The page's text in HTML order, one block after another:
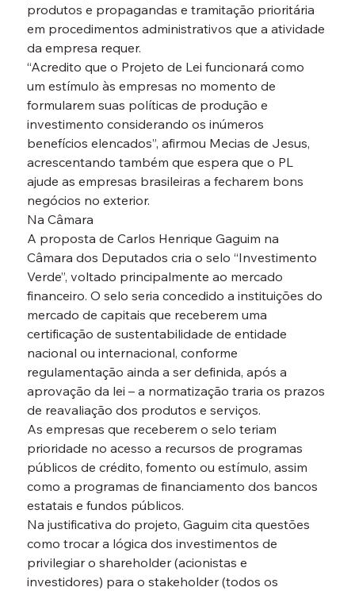
produtos e propagandas e tramitação prioritária
em procedimentos administrativos que a atividade
da empresa requer.
“Acredito que o Projeto de Lei funcionará como
um estímulo às empresas no momento de
formularem suas políticas de produção e
investimento considerando os inúmeros
benefícios elencados”, afirmou Mecias de Jesus,
acrescentando também que espera que o PL
ajude as empresas brasileiras a fecharem bons
negócios no exterior.
Na Câmara
A proposta de Carlos Henrique Gaguim na
Câmara dos Deputados cria o selo “Investimento
Verde”, voltado principalmente ao mercado
financeiro. O selo seria concedido a instituições do
mercado de capitais que receberem uma
certificação de sustentabilidade de entidade
nacional ou internacional, conforme
regulamentação ainda a ser definida, após a
aprovação da lei – a normatização traria os prazos
de reavaliação dos produtos e serviços.
As empresas que receberem o selo teriam
prioridade no acesso a recursos de programas
públicos de crédito, fomento ou estímulo, assim
como a programas de financiamento dos bancos
estatais e fundos públicos.
Na justificativa do projeto, Gaguim cita questões
como trocar a lógica dos investimentos de
privilegiar o shareholder (acionistas e
investidores) para o stakeholder (todos os